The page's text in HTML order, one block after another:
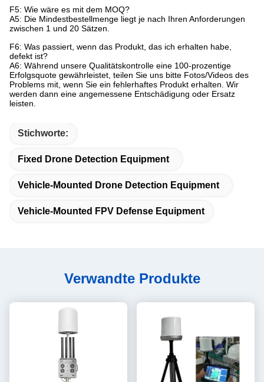
F5: Wie wäre es mit dem MOQ?
A5: Die Mindestbestellmenge liegt je nach Ihren Anforderungen
zwischen 1 und 20 Sätzen.
F6: Was passiert, wenn das Produkt, das ich erhalten habe,
defekt ist?
A6: Während unsere Qualitätskontrolle eine 100-prozentige
Erfolgsquote gewährleistet, teilen Sie uns bitte Fotos/Videos des
Problems mit, wenn Sie ein fehlerhaftes Produkt erhalten. Wir
werden dann eine angemessene Entschädigung oder Ersatz
leisten.
Stichworte:
Fixed Drone Detection Equipment
Vehicle-Mounted Drone Detection Equipment
Vehicle-Mounted FPV Defense Equipment
Verwandte Produkte